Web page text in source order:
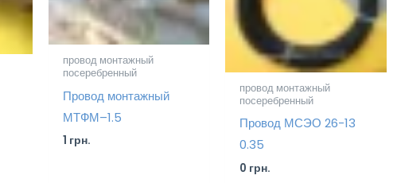
провод монтажный
посеребренный
Провод монтажный
МТФМ–1.5
1 грн.
провод монтажный
посеребренный
Провод МСЭО 26-13
0.35
0 грн.